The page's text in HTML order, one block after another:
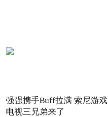
强强携手Buff拉满 索尼游戏
电视三兄弟来了